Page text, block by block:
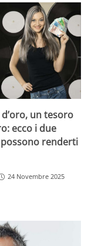
un tesoro
ecco i due
renderti
24 Novembre 2025